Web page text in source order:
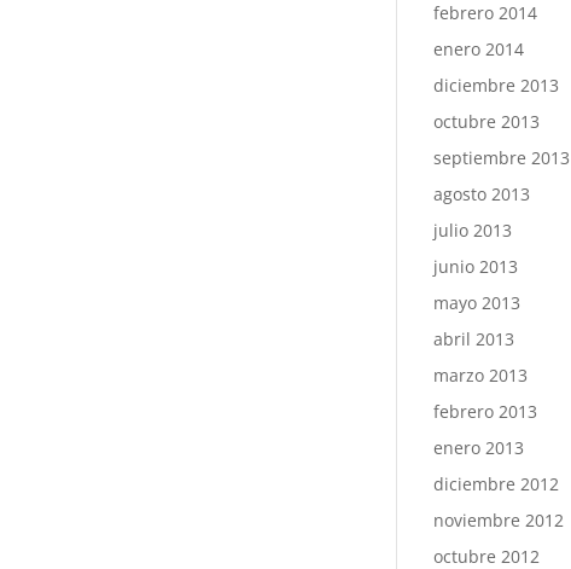
febrero 2014
enero 2014
diciembre 2013
octubre 2013
septiembre 2013
agosto 2013
julio 2013
junio 2013
mayo 2013
abril 2013
marzo 2013
febrero 2013
enero 2013
diciembre 2012
noviembre 2012
octubre 2012